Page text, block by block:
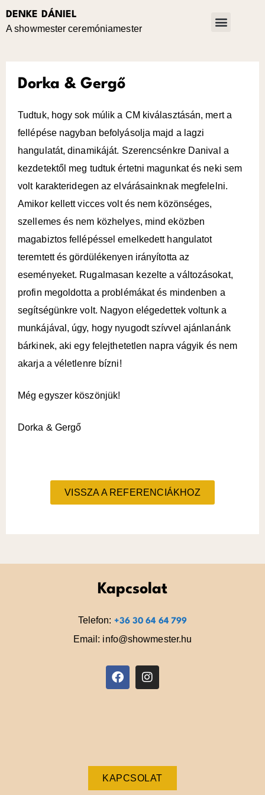
DENKE DÁNIEL
A showmester ceremóniamester
Dorka & Gergő
Tudtuk, hogy sok múlik a CM kiválasztásán, mert a
fellépése nagyban befolyásolja majd a lagzi
hangulatát, dinamikáját. Szerencsénkre Danival a
kezdetektől meg tudtuk értetni magunkat és neki sem
volt karakteridegen az elvárásainknak megfelelni.
Amikor kellett vicces volt és nem közönséges,
szellemes és nem közhelyes, mind eközben
magabiztos fellépéssel emelkedett hangulatot
teremtett és gördülékenyen irányította az
eseményeket. Rugalmasan kezelte a változásokat,
profin megoldotta a problémákat és mindenben a
segítségünkre volt. Nagyon elégedettek voltunk a
munkájával, úgy, hogy nyugodt szívvel ajánlanánk
bárkinek, aki egy felejthetetlen napra vágyik és nem
akarja a véletlenre bízni!
Még egyszer köszönjük!
Dorka & Gergő
VISSZA A REFERENCIÁKHOZ
Kapcsolat
Telefon: +36 30 64 64 799
Email: info@showmester.hu
KAPCSOLAT